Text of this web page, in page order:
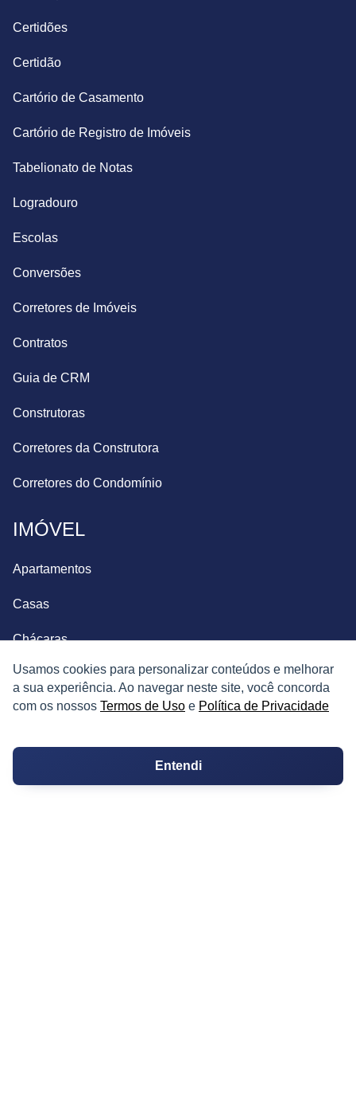
Usamos cookies para personalizar conteúdos e melhorar
a sua experiência. Ao navegar neste site, você concorda
com os nossos Termos de Uso e Política de Privacidade
Entendi
Certidões
Certidão
Cartório de Casamento
Cartório de Registro de Imóveis
Tabelionato de Notas
Logradouro
Escolas
Conversões
Corretores de Imóveis
Contratos
Guia de CRM
Construtoras
Corretores da Construtora
Corretores do Condomínio
IMÓVEL
Apartamentos
Casas
Chácaras
Casas de Condomínio
Terrenos
Sobrados
Coberturas